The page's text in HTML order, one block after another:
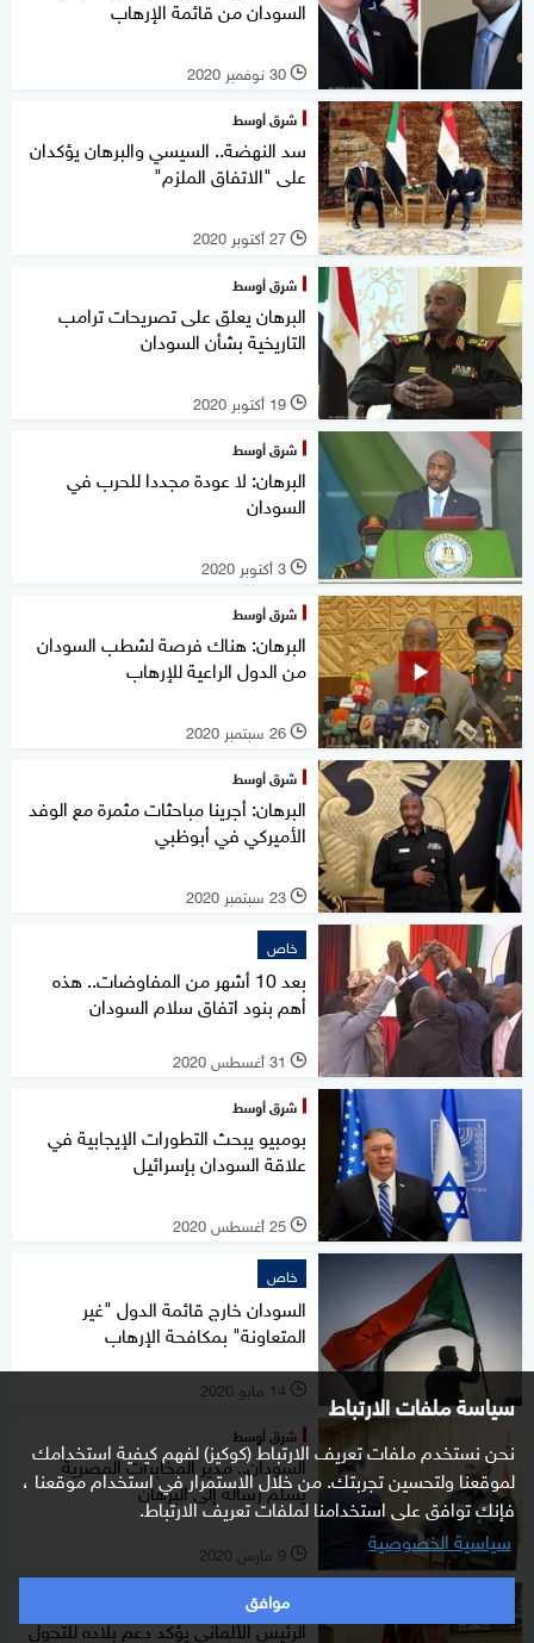
سياسة ملفات الارتباط
نحن نستخدم ملفات تعريف الارتباط (كوكيز) لفهم كيفية استخدامك
لموقعنا ولتحسين تجربتك. من خلال الاستمرار في استخدام موقعنا ،
فإنك توافق على استخدامنا لملفات تعريف الارتباط.
سياسية الخصوصية
موافق
السودان من قائمة الإرهاب
l 30 نوفمبر 2020
شرق أوسط
سد النهضة.. السيسي والبرهان يؤكدان
على "الاتفاق الملزم"
l 27 أكتوبر 2020
شرق أوسط
البرهان يعلق على تصريحات ترامب
التاريخية بشأن السودان
l 19 أكتوبر 2020
شرق أوسط
البرهان: لا عودة مجددا للحرب في
السودان
l 3 أكتوبر 2020
شرق أوسط
البرهان: هناك فرصة لشطب السودان
من الدول الراعية للإرهاب
l 26 سبتمبر 2020
شرق أوسط
البرهان: أجرينا مباحثات مثمرة مع الوفد
الأميركي في أبوظبي
l 23 سبتمبر 2020
خاص
بعد 10 أشهر من المفاوضات.. هذه
أهم بنود اتفاق سلام السودان
l 31 أغسطس 2020
شرق أوسط
بومبيو يبحث التطورات الإيجابية في
علاقة السودان بإسرائيل
l 25 أغسطس 2020
خاص
السودان خارج قائمة الدول "غير
المتعاونة" بمكافحة الإرهاب
l 14 مايو 2020
شرق أوسط
السودان.. مدير المخابرات المصرية
يسلم رسالة إلى البرهان
l 9 مارس 2020
شرق أوسط
الرئيس الألماني يؤكد دعم بلاده للتحول